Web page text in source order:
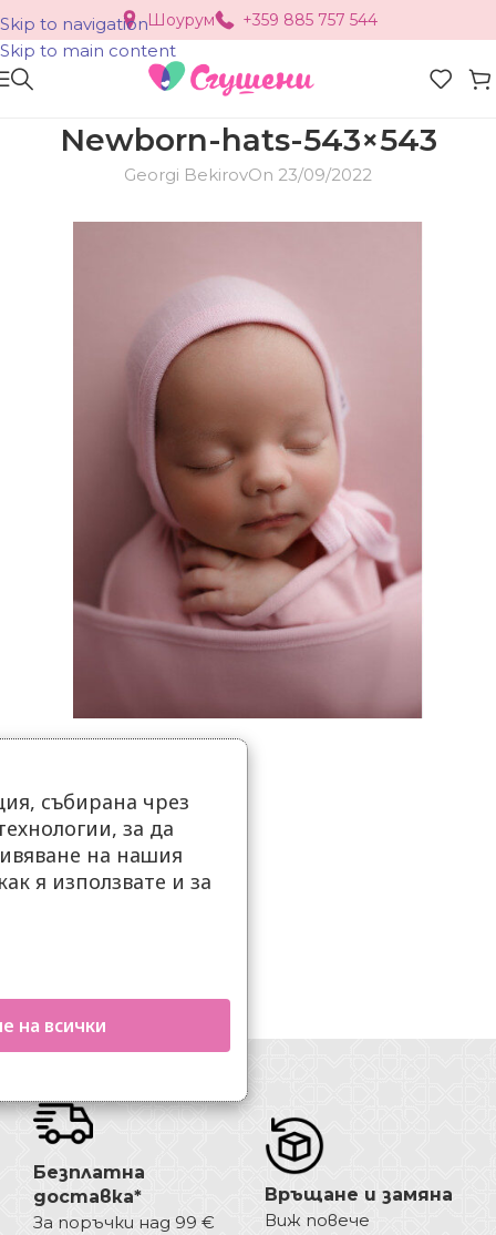
Skip to navigation
Skip to main content
Шоурум +359 885 757 544
Newborn-hats-543×543
Georgi BekirovOn 23/09/2022
Безплатна
доставка*
За поръчки над 99 €
Връщане и замяна
Виж повече
събирана чрез
за да
на нашия
я използвате и за
на всички